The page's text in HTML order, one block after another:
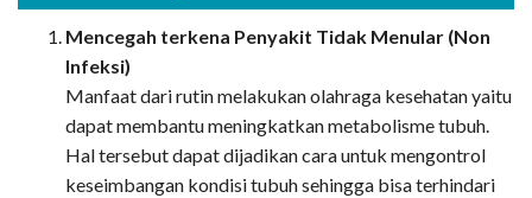
Mencegah terkena Penyakit Tidak Menular (Non
Infeksi)
Manfaat dari rutin melakukan olahraga kesehatan yaitu
dapat membantu meningkatkan metabolisme tubuh.
Hal tersebut dapat dijadikan cara untuk mengontrol
keseimbangan kondisi tubuh sehingga bisa terhindari